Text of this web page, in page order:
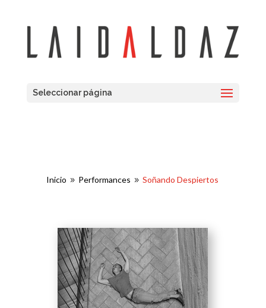
Seleccionar página
Inicio 9 Performances 9 Soñando Despiertos